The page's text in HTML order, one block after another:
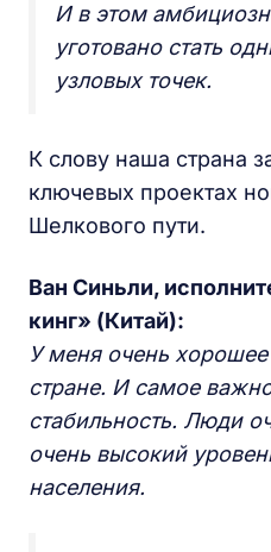
И в этом
уготовано стать
узловых точек.
К слову наша страна
ключевых проектах
Шелкового пути.
Ван Синьли,
кинг» (Китай):
У меня очень
стране. И самое
стабильность. Люди
очень высокий
населения.